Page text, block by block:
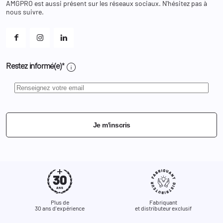
Et les cookies ?
AMGPRO est aussi présent sur les réseaux sociaux. N'hésitez pas à
nous suivre.
Restez informé(e)* info
Je m'inscris
Plus de
30 ans d'expérience
Fabriquant
et distributeur exclusif